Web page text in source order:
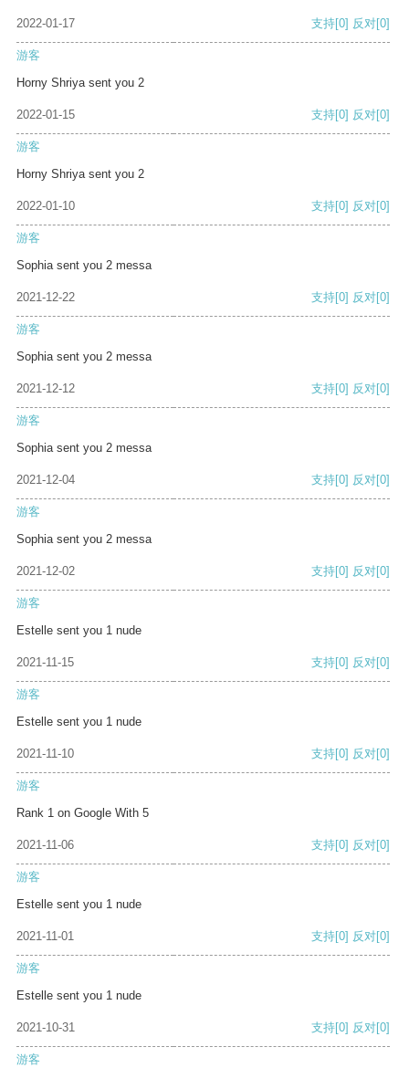
2022-01-17 支持[0] 反对[0]
游客
Horny Shriya sent you 2
2022-01-15 支持[0] 反对[0]
游客
Horny Shriya sent you 2
2022-01-10 支持[0] 反对[0]
游客
Sophia sent you 2 messa
2021-12-22 支持[0] 反对[0]
游客
Sophia sent you 2 messa
2021-12-12 支持[0] 反对[0]
游客
Sophia sent you 2 messa
2021-12-04 支持[0] 反对[0]
游客
Sophia sent you 2 messa
2021-12-02 支持[0] 反对[0]
游客
Estelle sent you 1 nude
2021-11-15 支持[0] 反对[0]
游客
Estelle sent you 1 nude
2021-11-10 支持[0] 反对[0]
游客
Rank 1 on Google With 5
2021-11-06 支持[0] 反对[0]
游客
Estelle sent you 1 nude
2021-11-01 支持[0] 反对[0]
游客
Estelle sent you 1 nude
2021-10-31 支持[0] 反对[0]
游客